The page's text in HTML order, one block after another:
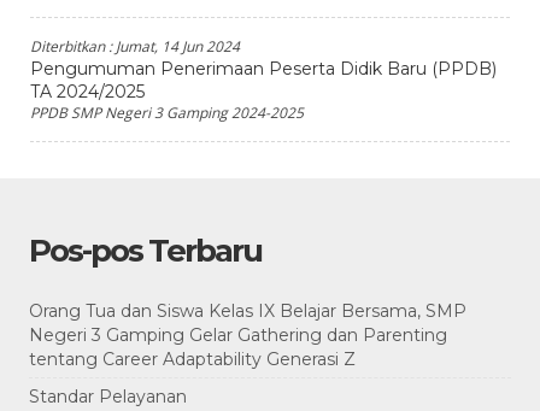
Diterbitkan :Jumat, 14 Jun 2024
Pengumuman Penerimaan Peserta Didik Baru (PPDB)
TA 2024/2025
PPDB SMP Negeri 3 Gamping 2024-2025
Pos-pos Terbaru
Orang Tua dan Siswa Kelas IX Belajar Bersama, SMP
Negeri 3 Gamping Gelar Gathering dan Parenting
tentang Career Adaptability Generasi Z
Standar Pelayanan